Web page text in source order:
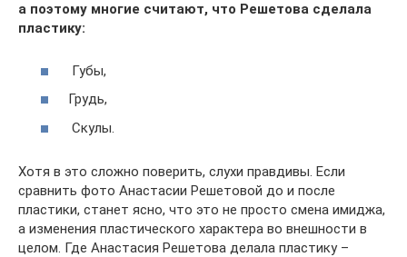
а поэтому многие считают, что Решетова сделала
пластику:
Губы,
Грудь,
Скулы.
Хотя в это сложно поверить, слухи правдивы. Если
сравнить фото Анастасии Решетовой до и после
пластики, станет ясно, что это не просто смена имиджа,
а изменения пластического характера во внешности в
целом. Где Анастасия Решетова делала пластику –